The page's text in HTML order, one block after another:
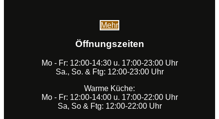
Mehr
Öffnungszeiten
Mo - Fr: 12:00-14:30 u. 17:00-23:00 Uhr
Sa., So. & Ftg: 12:00-23:00 Uhr
Warme Küche:
Mo - Fr: 12:00-14:00 u. 17:00-22:00 Uhr
Sa, So & Ftg: 12:00-22:00 Uhr